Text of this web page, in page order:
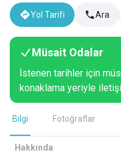
Yol Tarifi Ara
Müsait Odalar
İstenen tarihler için
konaklama yeriyle
Bilgi Fotoğraflar
Hakkında